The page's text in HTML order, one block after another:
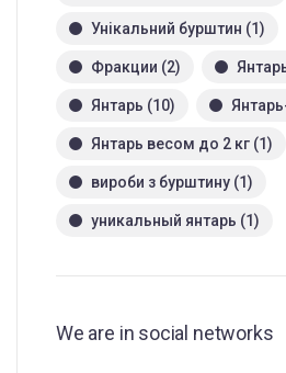
Унікальний бурштин (1)
Фракции (2)
Янтарь (10)
Янтарь весом до 2 кг (1)
вироби з бурштину (1)
уникальный янтарь (1)
We are in social networks